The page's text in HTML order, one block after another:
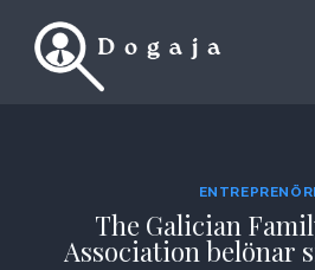
The Galician
Association belönar